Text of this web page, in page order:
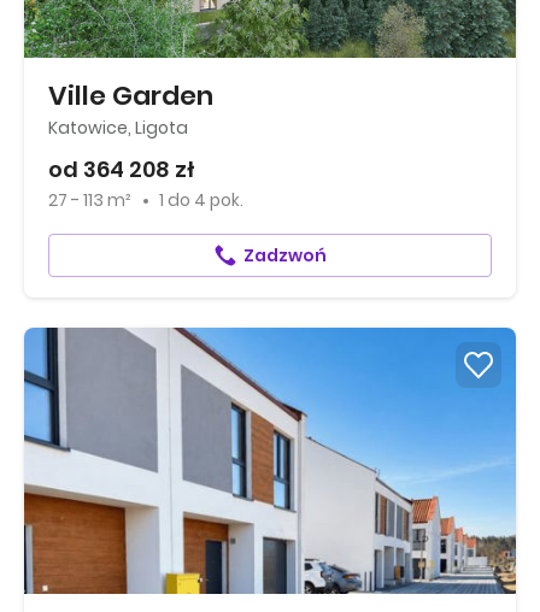
Ville Garden
Katowice, Ligota
od 364 208 zł
27 - 113 m² 1 do 4 pok.
Zadzwoń